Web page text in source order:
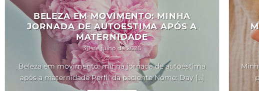
BELEZA EM MOVIMENTO: MINHA
JORNADA DE AUTOESTIMA APÓS A
MATERNIDADE
30 de julho de 2026
Beleza em movimento: minha jornada de autoestima
após a maternidade Perfil da paciente Nome: Day [...]